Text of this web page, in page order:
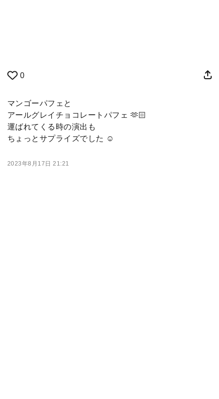
0
マンゴーパフェと
アールグレイチョコレートパフェ 🫶🏻
運ばれてくる時の演出も
ちょっとサプライズでした ☺️
2023年8月17日 21:21